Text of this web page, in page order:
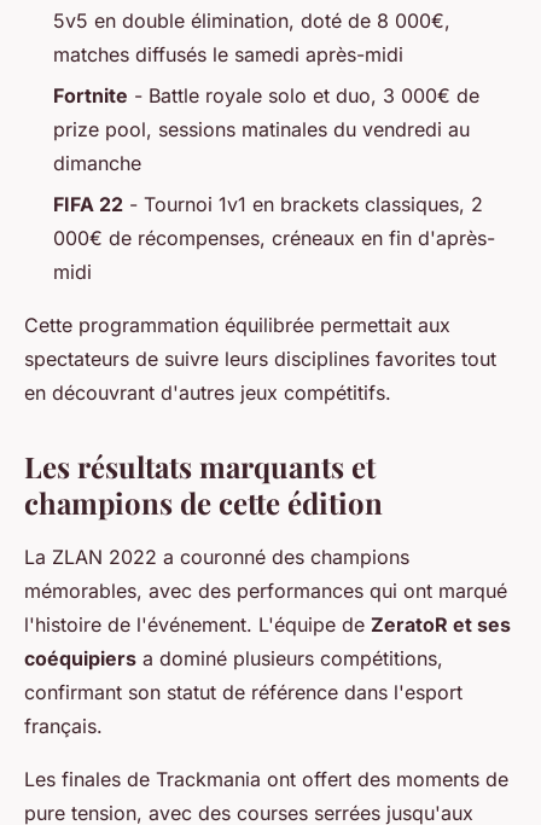
5v5 en double élimination, doté de 8 000€,
matches diffusés le samedi après-midi
Fortnite - Battle royale solo et duo, 3 000€ de
prize pool, sessions matinales du vendredi au
dimanche
FIFA 22 - Tournoi 1v1 en brackets classiques, 2
000€ de récompenses, créneaux en fin d'après-
midi
Cette programmation équilibrée permettait aux
spectateurs de suivre leurs disciplines favorites tout
en découvrant d'autres jeux compétitifs.
Les résultats marquants et
champions de cette édition
La ZLAN 2022 a couronné des champions
mémorables, avec des performances qui ont marqué
l'histoire de l'événement. L'équipe de ZeratoR et ses
coéquipiers a dominé plusieurs compétitions,
confirmant son statut de référence dans l'esport
français.
Les finales de Trackmania ont offert des moments de
pure tension, avec des courses serrées jusqu'aux